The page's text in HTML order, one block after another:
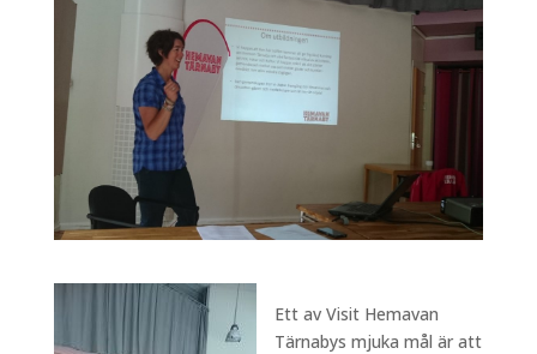
Ett av Visit Hemavan
Tärnabys mjuka mål är att